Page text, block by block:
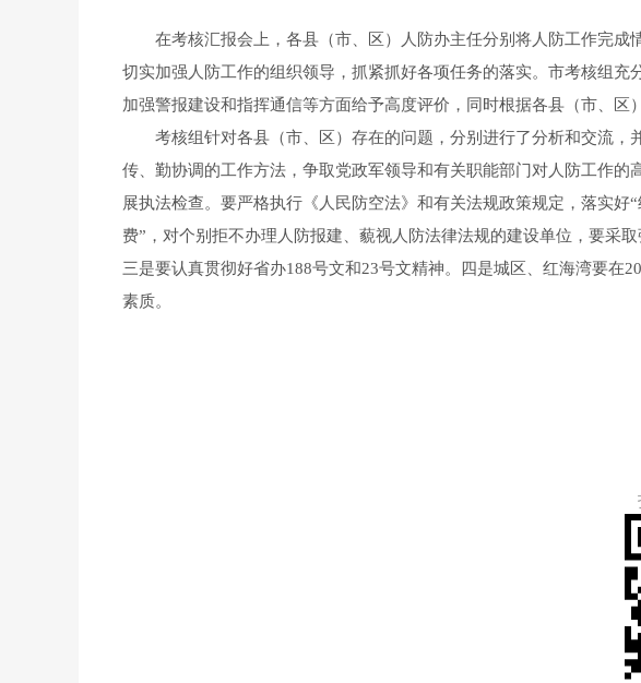
在考核汇报会上，各县（市、区）人防办主任分别将人防工作完成
切实加强人防工作的组织领导，抓紧抓好各项任务的落实。市考核组充
加强警报建设和指挥通信等方面给予高度评价，同时根据各县（市、区
考核组针对各县（市、区）存在的问题，分别进行了分析和交流，
传、勤协调的工作方法，争取党政军领导和有关职能部门对人防工作
展执法检查。要严格执行《人民防空法》和有关法规政策规定，落实
费”，对个别拒不办理人防报建、藐视人防法律法规的建设单位，要采
三是要认真贯彻好省办188号文和23号文精神。四是城区、红海湾要在
素质。